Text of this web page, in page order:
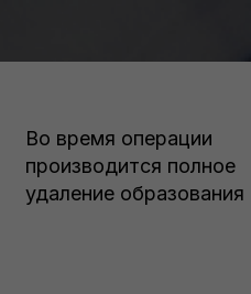
Во время операции
производится полное
удаление образования